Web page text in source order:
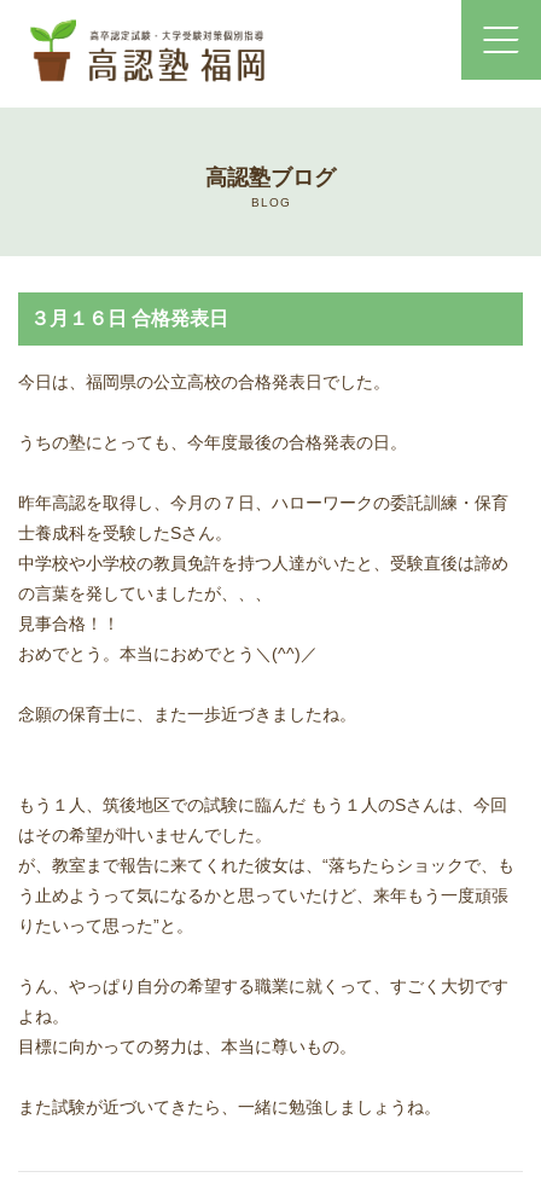
高認塾のご案内
講師紹介
高卒認定試験にかかる費用
どうやって勉強する？
合格後の進路
よくあるご質問
アクセス情報
プライバシーポリシー
高認塾ブログ
進学実績
高認塾ブログ
BLOG
３月１６日 合格発表日
今日は、福岡県の公立高校の合格発表日でした。
うちの塾にとっても、今年度最後の合格発表の日。
昨年高認を取得し、今月の７日、ハローワークの委託訓練・保育
士養成科を受験したSさん。
中学校や小学校の教員免許を持つ人達がいたと、受験直後は諦め
の言葉を発していましたが、、、
見事合格！！
おめでとう。本当におめでとう＼(^^)／
念願の保育士に、また一歩近づきましたね。
もう１人、筑後地区での試験に臨んだ もう１人のSさんは、今回
はその希望が叶いませんでした。
が、教室まで報告に来てくれた彼女は、“落ちたらショックで、も
う止めようって気になるかと思っていたけど、来年もう一度頑張
りたいって思った”と。
うん、やっぱり自分の希望する職業に就くって、すごく大切です
よね。
目標に向かっての努力は、本当に尊いもの。
また試験が近づいてきたら、一緒に勉強しましょうね。